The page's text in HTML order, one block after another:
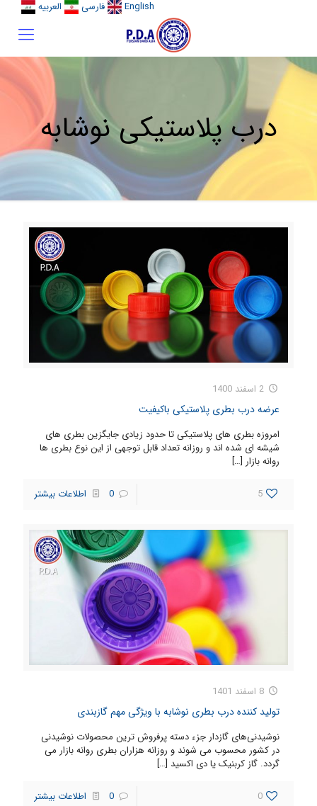
English فارسی العربیه
درب پلاستیکی نوشابه
2 اسفند 1400
عرضه درب بطری پلاستیکی باکیفیت
امروزه بطری های پلاستیکی تا حدود زیادی جایگزین بطری های
شیشه ای شده اند و روزانه تعداد قابل توجهی از این نوع بطری ها
روانه بازار […]
5
0 اطلاعات بیشتر
8 اسفند 1401
تولید کننده درب بطری نوشابه با ویژگی مهم گازبندی
نوشیدنی‌های گازدار جزء دسته پرفروش ترین محصولات نوشیدنی
در کشور محسوب می شوند و روزانه هزاران بطری روانه بازار می
گردد. گاز کربنیک یا دی اکسید […]
0
0 اطلاعات بیشتر